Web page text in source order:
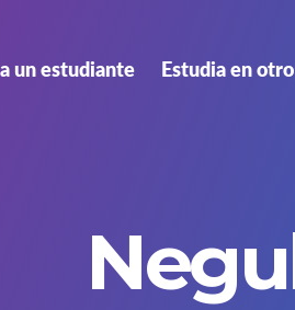
un estudiante Estudia en